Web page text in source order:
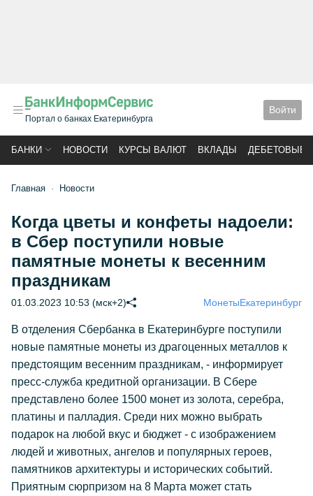
Портал о банках Екатеринбурга
Войти
БАНКИ НОВОСТИ КУРСЫ ВАЛЮТ ВКЛАДЫ ДЕБЕТОВЫЕ
Главная Новости
Когда цветы и конфеты надоели:
в Сбер поступили новые
памятные монеты к весенним
праздникам
01.03.2023 10:53 (мск+2) МонетыЕкатеринбург
В отделения Сбербанка в Екатеринбурге поступили
новые памятные монеты из драгоценных металлов к
предстоящим весенним праздникам, - информирует
пресс-служба кредитной организации. В Сбере
представлено более 1500 монет из золота, серебра,
платины и палладия. Среди них можно выбрать
подарок на любой вкус и бюджет - с изображением
людей и животных, ангелов и популярных героев,
памятников архитектуры и исторических событий.
Приятным сюрпризом на 8 Марта может стать